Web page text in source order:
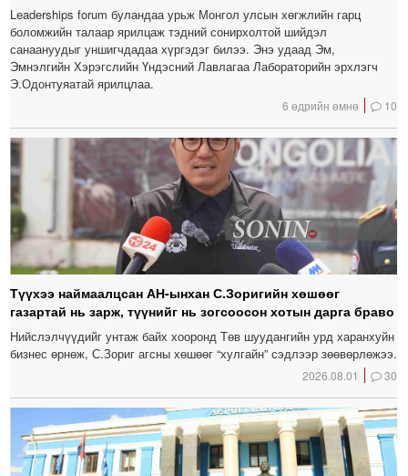
Leaderships forum буландаа урьж Монгол улсын хөгжлийн гарц
боломжийн талаар ярилцаж тэдний сонирхолтой шийдэл
санаануудыг уншигчдадаа хүргэдэг билээ. Энэ удаад Эм,
Эмнэлгийн Хэрэгслийн Үндэсний Лавлагаа Лабораторийн эрхлэгч
Э.Одонтуяатай ярилцлаа.
6 өдрийн өмнө 10
Түүхээ наймаалцсан АН-ынхан С.Зоригийн хөшөөг
газартай нь зарж, түүнийг нь зогсоосон хотын дарга браво
Нийслэлчүүдийг унтаж байх хооронд Төв шуудангийн урд харанхуйн
бизнес өрнөж, С.Зориг агсны хөшөөг “хулгайн” сэдлээр зөөвөрлөжээ.
2026.08.01 30